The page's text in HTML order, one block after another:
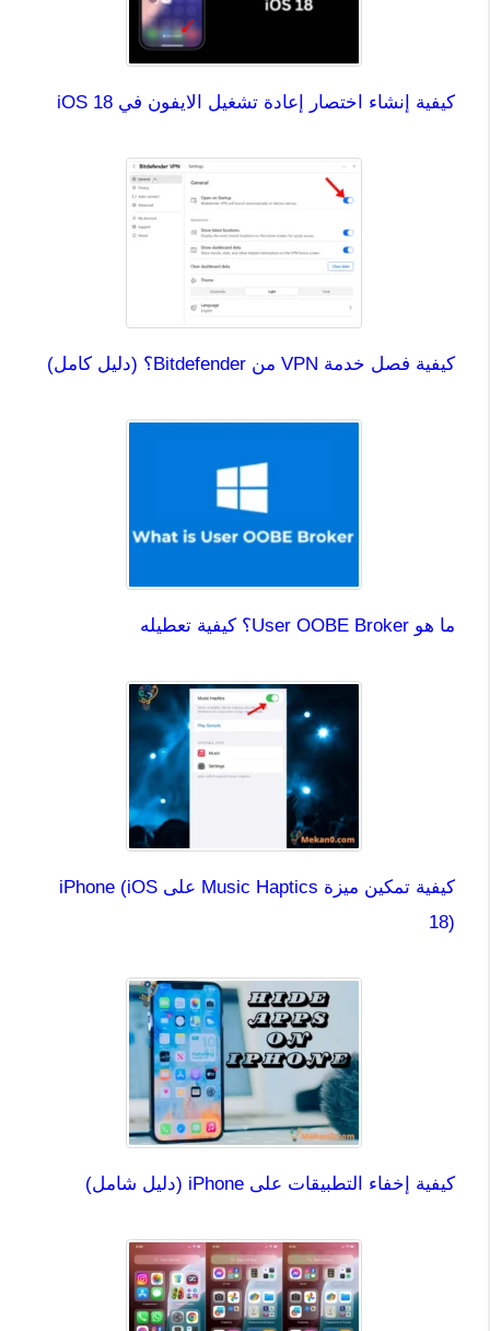
كيفية إنشاء اختصار إعادة تشغيل الايفون في iOS 18
كيفية فصل خدمة VPN من Bitdefender؟ (دليل كامل)
ما هو User OOBE Broker؟ كيفية تعطيله
كيفية تمكين ميزة Music Haptics على iPhone (iOS
18)
كيفية إخفاء التطبيقات على iPhone (دليل شامل)